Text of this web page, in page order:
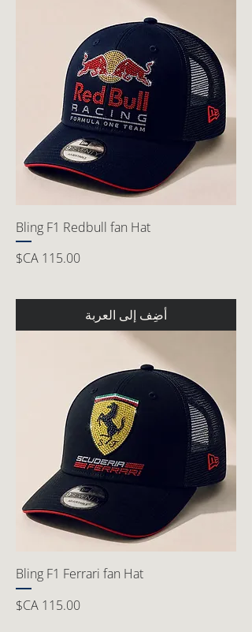
Bling F1 Redbull fan Hat
السعر
أضِف إلى العربة
Bling F1 Ferrari fan Hat
السعر